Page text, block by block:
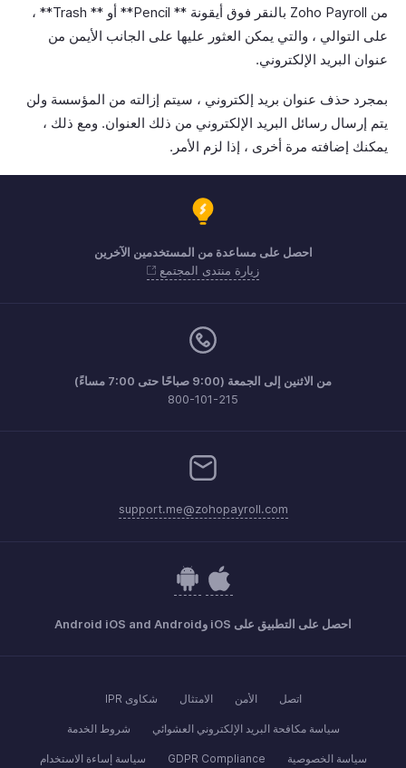
من Zoho Payroll بالنقر فوق أيقونة ** Pencil** أو ** Trash** ،
على التوالي ، والتي يمكن العثور عليها على الجانب الأيمن من
عنوان البريد الإلكتروني.
بمجرد حذف عنوان بريد إلكتروني ، سيتم إزالته من المؤسسة ولن
يتم إرسال رسائل البريد الإلكتروني من ذلك العنوان. ومع ذلك ،
يمكنك إضافته مرة أخرى ، إذا لزم الأمر.
احصل على مساعدة من المستخدمين الآخرين
زيارة منتدى المجتمع
من الاثنين إلى الجمعة (9:00 صباحًا حتى 7:00 مساءً)
800-101-215
support.me@zohopayroll.com
احصل على التطبيق على iOS وAndroid iOS and Android
اتصل الأمن الامتثال شكاوى IPR
سياسة مكافحة البريد الإلكتروني العشوائي شروط الخدمة
سياسة الخصوصية GDPR Compliance سياسة إساءة الاستخدام